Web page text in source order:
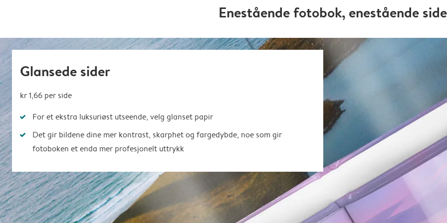
Enestående fotobok, enestående
Glansede sider
kr 1,66 per side
For et ekstra luksuriøst utseende, velg glanset papir
Det gir bildene dine mer kontrast, skarphet og fargedybde, noe som gir
fotoboken et enda mer profesjonelt uttrykk